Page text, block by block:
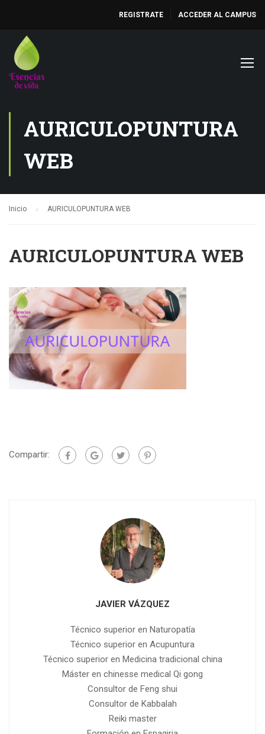
REGISTRATE ACCEDER AL CAMPUS
AURICULOPUNTURA
WEB
Inicio AURICULOPUNTURA WEB
AURICULOPUNTURA WEB
Compartir:
JAVIER VÁZQUEZ
Técnico superior en Naturopatía
Técnico superior en Acupuntura
Técnico superior en Medicina tradicional china
Máster en chinesse medical Qi gong
Consultor de Feng shui
Consultor de Kabbalah
Reiki master